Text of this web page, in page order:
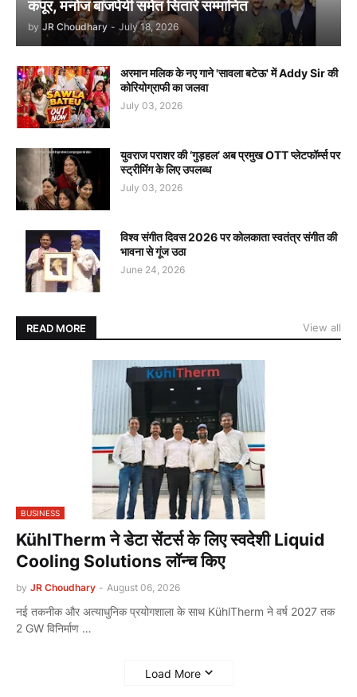
कपूर, मनोज बाजपेयी समेत सितारे सम्मानित
by JR Choudhary - July 18, 2026
अरमान मलिक के नए गाने 'सावला बटेऊ' में Addy Sir की
कोरियोग्राफी का जलवा
July 03, 2026
युवराज पराशर की ‘गुड़हल’ अब प्रमुख OTT प्लेटफॉर्म्स पर
स्ट्रीमिंग के लिए उपलब्ध
July 03, 2026
विश्व संगीत दिवस 2026 पर कोलकाता स्वतंत्र संगीत की
भावना से गूंज उठा
June 24, 2026
READ MORE View all
BUSINESS
KühlTherm ने डेटा सेंटर्स के लिए स्वदेशी Liquid
Cooling Solutions लॉन्च किए
by JR Choudhary - August 06, 2026
नई तकनीक और अत्याधुनिक प्रयोगशाला के साथ KühlTherm ने वर्ष 2027 तक
2 GW विनिर्माण …
Load More